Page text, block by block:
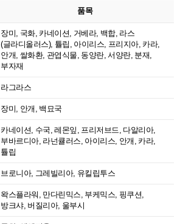
품목
장미, 국화, 카네이션, 거베라, 백합, 라스
(글라디올러스), 튤립, 아이리스, 프리지아, 카라,
안개, 쌀화환, 관엽식물, 동양란, 서양란, 분재,
부자재
라그라스
장미, 안개, 백묘국
카네이션, 수국, 레몬잎, 프리저브드, 다알리아,
부바르디아, 라넌큘러스, 아이리스, 안개, 카라,
튤립
브로니아, 그레빌리아, 유킬립투스
왁스플라워, 만다린믹스, 부케믹스, 핑쿠션,
방크샤, 버질리아, 울부시